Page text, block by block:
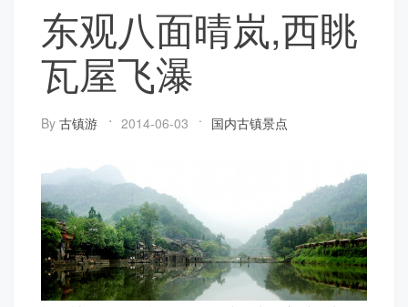
东观八面晴岚,西眺
瓦屋飞瀑
By 古镇游 2014-06-03 国内古镇景点